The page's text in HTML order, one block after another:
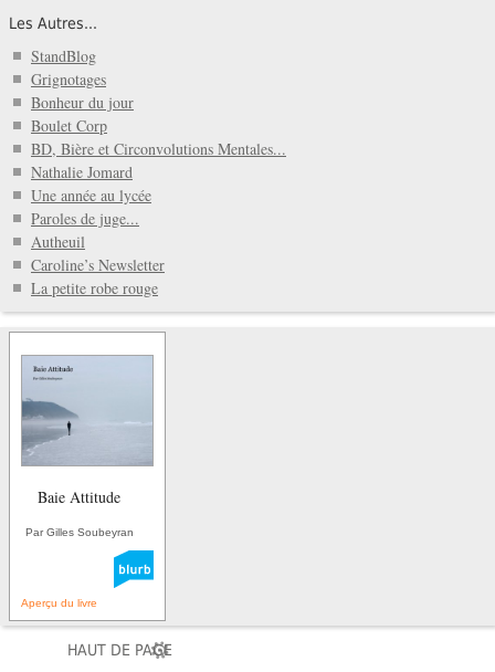
Les Autres...
StandBlog
Grignotages
Bonheur du jour
Boulet Corp
BD, Bière et Circonvolutions Mentales...
Nathalie Jomard
Une année au lycée
Paroles de juge...
Autheuil
Caroline’s Newsletter
La petite robe rouge
Baie Attitude
Par Gilles Soubeyran
Aperçu du livre
HAUT DE PAGE